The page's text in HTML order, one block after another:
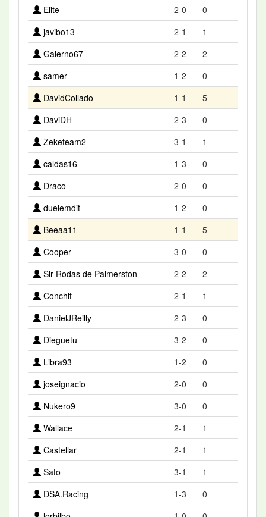
Elite
2-0
0
javibo13
2-1
1
Galerno67
2-2
2
samer
1-2
0
DavidCollado
1-1
5
DaviDH
2-3
0
Zeketeam2
3-1
1
caldas16
1-3
0
Draco
2-0
0
duelemdit
1-2
0
Beeaa11
1-1
5
Cooper
3-0
0
Sir Rodas de Palmerston
2-2
2
Conchit
2-1
1
DanielJReilly
2-3
0
Dieguetu
3-2
0
Libra93
1-2
0
joseignacio
2-0
0
Nukero9
3-0
0
Wallace
2-1
1
Castellar
2-1
1
Sato
3-1
1
DSA.Racing
1-3
0